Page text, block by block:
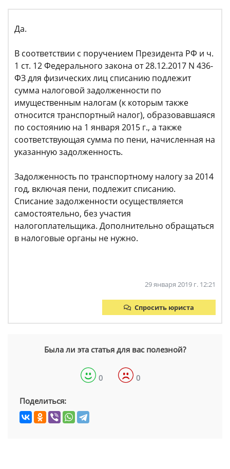
Да.
В соответствии с поручением Президента РФ и ч.
1 ст. 12 Федерального закона от 28.12.2017 N 436-
ФЗ для физических лиц списанию подлежит
сумма налоговой задолженности по
имущественным налогам (к которым также
относится транспортный налог), образовавшаяся
по состоянию на 1 января 2015 г., а также
соответствующая сумма по пени, начисленная на
указанную задолженность.
Задолженность по транспортному налогу за 2014
год, включая пени, подлежит списанию.
Списание задолженности осуществляется
самостоятельно, без участия
налогоплательщика. Дополнительно обращаться
в налоговые органы не нужно.
29 января 2019 г. 12:21
Спросить юриста
Была ли эта статья для вас полезной?
0 0
Поделиться: